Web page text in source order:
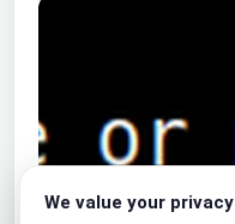
We value your privacy